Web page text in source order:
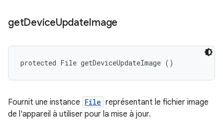
getDeviceUpdateImage
protected File getDeviceUpdateImage ()
Fournit une instance File représentant le fichier image
de l'appareil à utiliser pour la mise à jour.